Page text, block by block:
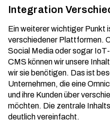
Integration
Ein weiterer wichtiger Punkt
verschiedener Plattformen.
Social Media oder sogar
CMS können wir unsere
wir sie benötigen. Das ist
Unternehmen, die eine
und ihre Kunden über
möchten. Die zentrale
deutlich vereinfacht.